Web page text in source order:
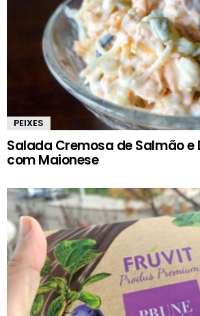
PEIXES
Salada Cremosa de Salmão e
com Maionese